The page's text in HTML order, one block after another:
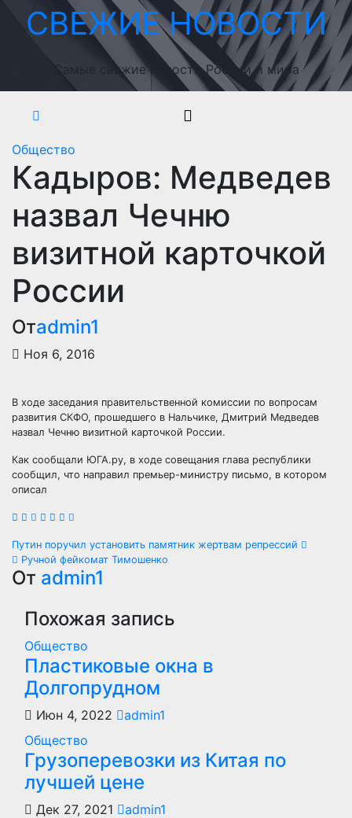
ПерейтиСВЕЖИЕ НОВОСТИ
Самые свежие новости России и мира
Общество
Кадыров: Медведев
назвал Чечню
визитной карточкой
России
Отadmin1
Ноя 6, 2016
В ходе заседания правительственной комиссии по вопросам
развития СКФО, прошедшего в Нальчике, Дмитрий Медведев
назвал Чечню визитной карточкой России.
Как сообщали ЮГА.ру, в ходе совещания глава республики
сообщил, что направил премьер-министру письмо, в котором
описал
Навигация
по
записям
Путин поручил установить памятник жертвам репрессий
Ручной фейкомат Тимошенко
От admin1
Похожая запись
Общество
Пластиковые окна в
Долгопрудном
Июн 4, 2022
admin1
Общество
Грузоперевозки из Китая по
лучшей цене
Дек 27, 2021
admin1